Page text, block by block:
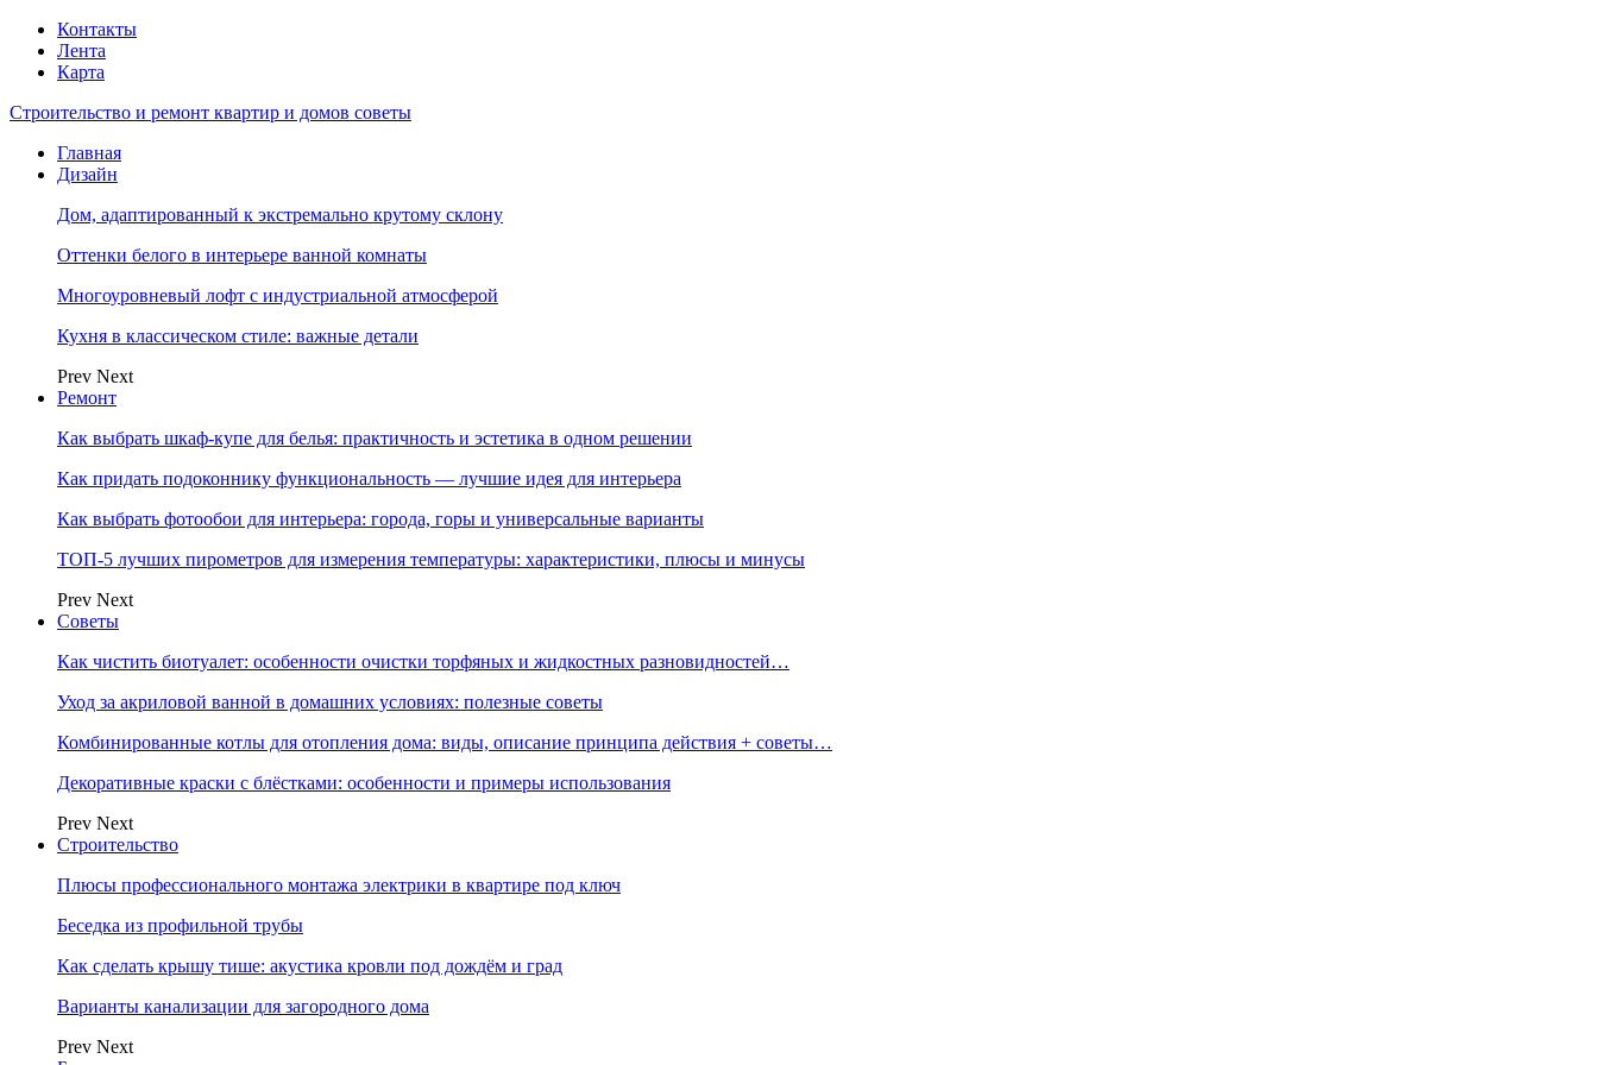
Контакты
Лента
Карта
Строительство и ремонт квартир и домов советы
Главная
Дизайн
Дом, адаптированный к экстремально крутому склону
Оттенки белого в интерьере ванной комнаты
Многоуровневый лофт с индустриальной атмосферой
Кухня в классическом стиле: важные детали
Prev Next
Ремонт
Как выбрать шкаф-купе для белья: практичность и эстетика в одном решении
Как придать подоконнику функциональность — лучшие идея для интерьера
Как выбрать фотообои для интерьера: города, горы и универсальные варианты
ТОП-5 лучших пирометров для измерения температуры: характеристики, плюсы и минусы
Prev Next
Советы
Как чистить биотуалет: особенности очистки торфяных и жидкостных разновидностей…
Уход за акриловой ванной в домашних условиях: полезные советы
Комбинированные котлы для отопления дома: виды, описание принципа действия + советы…
Декоративные краски с блёстками: особенности и примеры использования
Prev Next
Строительство
Плюсы профессионального монтажа электрики в квартире под ключ
Беседка из профильной трубы
Как сделать крышу тише: акустика кровли под дождём и град
Варианты канализации для загородного дома
Prev Next